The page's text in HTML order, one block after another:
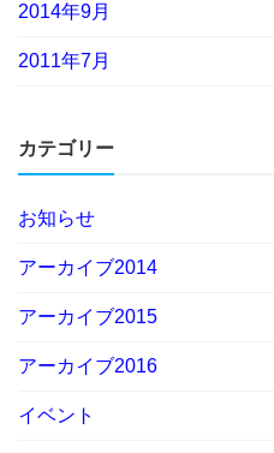
2014年9月
2011年7月
カテゴリー
お知らせ
アーカイブ2014
アーカイブ2015
アーカイブ2016
イベント